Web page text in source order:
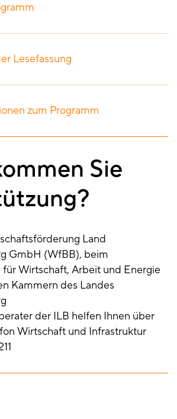
Lesefassung
zum Programm
Sie
Land
GmbH (WfBB), beim
Wirtschaft, Arbeit und Energie
Kammern des Landes
der ILB helfen Ihnen über
Wirtschaft und Infrastruktur